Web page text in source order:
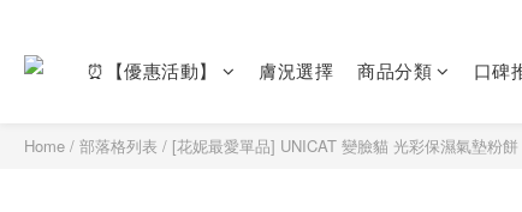
⏰【優惠活動】 膚況選擇 商品分類 口碑
Home / 部落格列表 / [花妮最愛單品] UNICAT 變臉貓 光彩保濕氣墊粉